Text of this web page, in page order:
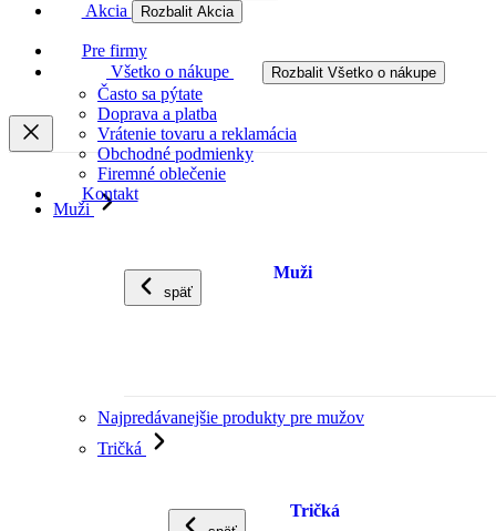
Akcia Rozbalit Akcia
Pre firmy
Všetko o nákupe
Rozbalit Všetko o nákupe
Často sa pýtate
Doprava a platba
Vrátenie tovaru a reklamácia
Obchodné podmienky
Firemné oblečenie
Kontakt
Muži
späť
Muži
Najpredávanejšie produkty pre mužov
Tričká
Tričká